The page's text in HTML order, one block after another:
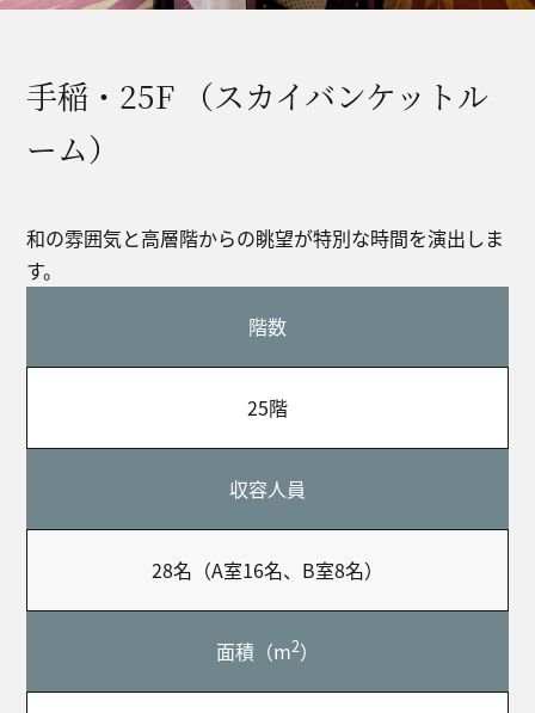
手稲・25F （スカイバンケットル
ーム）
和の雰囲気と高層階からの眺望が特別な時間を演出しま
す。
階数
25階
収容人員
28名（A室16名、B室8名）
面積（m2）